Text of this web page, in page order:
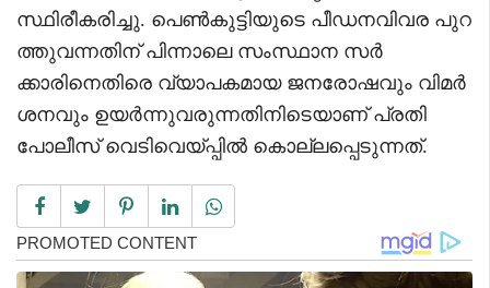
സ്ഥിരീകരിച്ചു. പെൺകുട്ടിയുടെ പീഡനവിവര പുറ
ത്തുവന്നതിന് പിന്നാലെ സംസ്ഥാന സർ
ക്കാരിനെതിരെ വ്യാപകമായ ജനരോഷവും വിമർ
ശനവും ഉയർന്നുവരുന്നതിനിടെയാണ് പ്രതി
പോലീസ് വെടിവെയ്പ്പിൽ കൊല്ലപ്പെടുന്നത്.